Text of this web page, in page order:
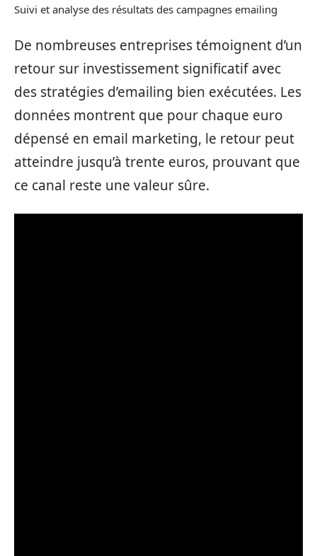
Suivi et analyse des résultats des campagnes emailing
De nombreuses entreprises témoignent d’un
retour sur investissement significatif avec
des stratégies d’emailing bien exécutées. Les
données montrent que pour chaque euro
dépensé en email marketing, le retour peut
atteindre jusqu’à trente euros, prouvant que
ce canal reste une valeur sûre.